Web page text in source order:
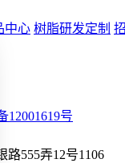
中心 树脂研发定制
12001619号
555弄12号1106